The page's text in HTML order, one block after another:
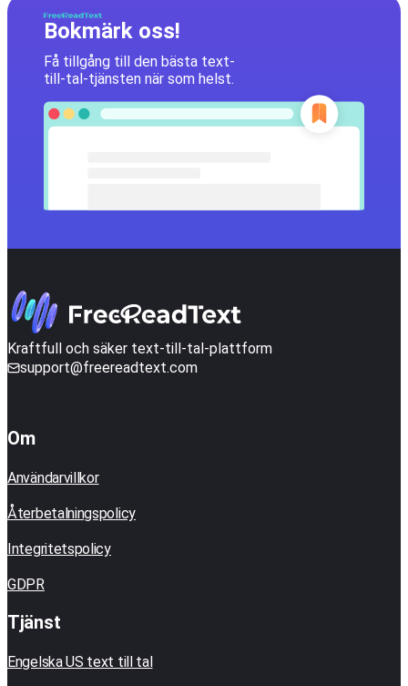
Bokmärk oss!
Få tillgång till den bästa text-
till-tal-tjänsten när som helst.
Kraftfull och säker text-till-tal-plattform
support@freereadtext.com
Om
Användarvillkor
Återbetalningspolicy
Integritetspolicy
GDPR
Tjänst
Engelska US text till tal